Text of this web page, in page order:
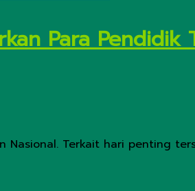
Para Pendidik
Terkait hari penting